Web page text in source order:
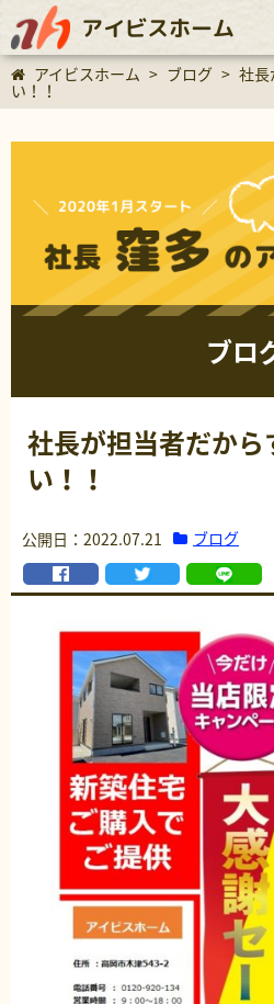
アイビスホーム
アイビスホーム > ブログ > 社長
い！！
ブロ
社長が担当者だか
い！！
公開日：2022.07.21 ブログ